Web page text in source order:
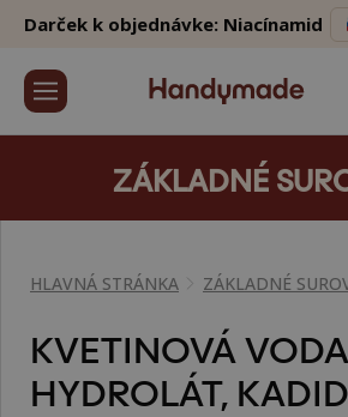
Darček k objednávke: Niacínamid
ZÁKLADNÉ
HLAVNÁ STRÁNKA ZÁKLADNÉ
KVETINOVÁ
HYDROLÁT,